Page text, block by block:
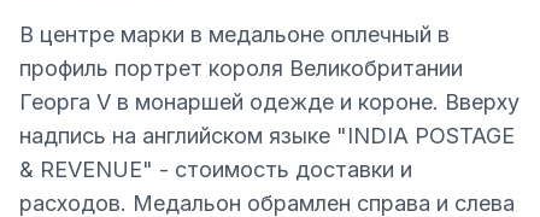
В центре марки в медальоне оплечный в
профиль портрет короля Великобритании
Георга V в монаршей одежде и короне. Вверху
надпись на английском языке "INDIA POSTAGE
& REVENUE" - стоимость доставки и
расходов. Медальон обрамлен справа и слева